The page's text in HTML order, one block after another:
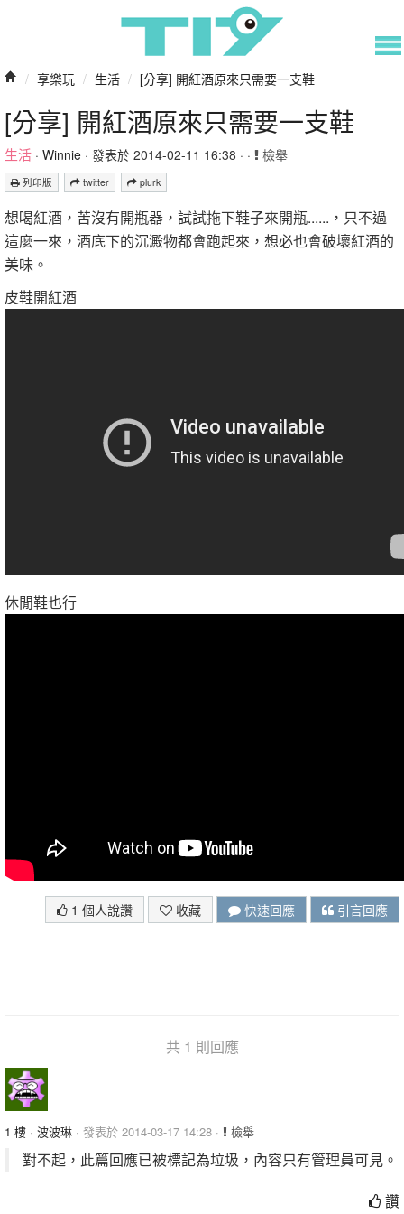
/ 享樂玩 / 生活 / [分享] 開紅酒原來只需要一支鞋
[分享] 開紅酒原來只需要一支鞋
生活 · Winnie · 發表於 2014-02-11 16:38 · · 檢舉
列印版 twitter plurk
想喝紅酒，苦沒有開瓶器，試試拖下鞋子來開瓶......，只不過
這麼一來，酒底下的沉澱物都會跑起來，想必也會破壞紅酒的
美味。
皮鞋開紅酒
休閒鞋也行
1 個人說讚 收藏 快速回應 引言回應
共 1 則回應
1 樓 · 波波琳 · 發表於 2014-03-17 14:28 · 檢舉
對不起，此篇回應已被標記為垃圾，內容只有管理員可見。
讚